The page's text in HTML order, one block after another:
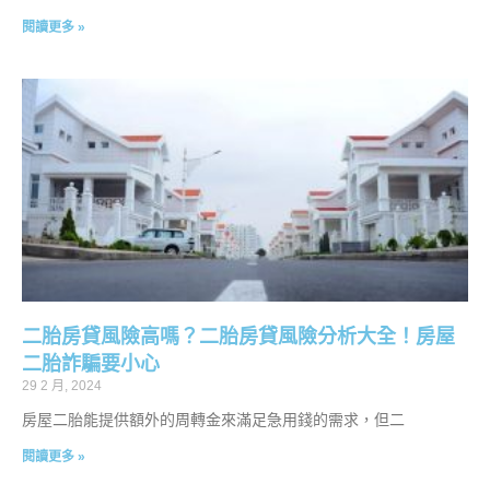
閱讀更多 »
二胎房貸風險高嗎？二胎房貸風險分析大全！房屋
二胎詐騙要小心
29 2 月, 2024
房屋二胎能提供額外的周轉金來滿足急用錢的需求，但二
閱讀更多 »